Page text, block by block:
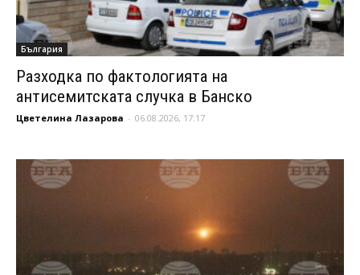
България
Разходка по фактологията на
антисемитската случка в Банско
Цветелина Лазарова - 06.08.2026, 17:17